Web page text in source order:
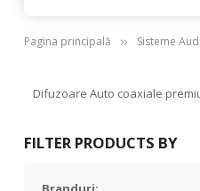
Pagina principală Sisteme
Difuzoare Auto coaxiale
FILTER PRODUCTS BY